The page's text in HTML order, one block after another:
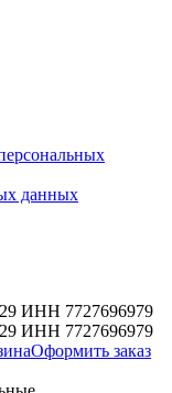
данных
ИНН 7727696979
ИНН 7727696979
Оформить заказ